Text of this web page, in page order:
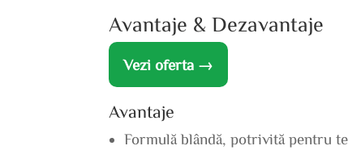
Avantaje & Dezavantaje
Vezi oferta →
Avantaje
Formulă blândă, potrivită pentru